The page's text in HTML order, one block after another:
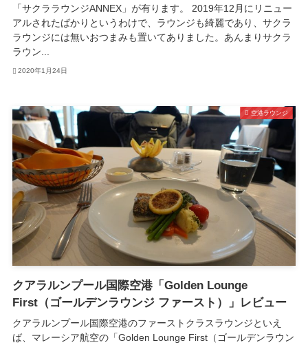
「サクララウンジANNEX」が有ります。 2019年12月にリニュー
アルされたばかりというわけで、ラウンジも綺麗であり、サクラ
ラウンジには無いおつまみも置いてありました。あんまりサクラ
ラウン...
2020年1月24日
空港ラウンジ
クアラルンプール国際空港「Golden Lounge
First（ゴールデンラウンジ ファースト）」レビュー
クアラルンプール国際空港のファーストクラスラウンジといえ
ば、マレーシア航空の「Golden Lounge First（ゴールデンラウン